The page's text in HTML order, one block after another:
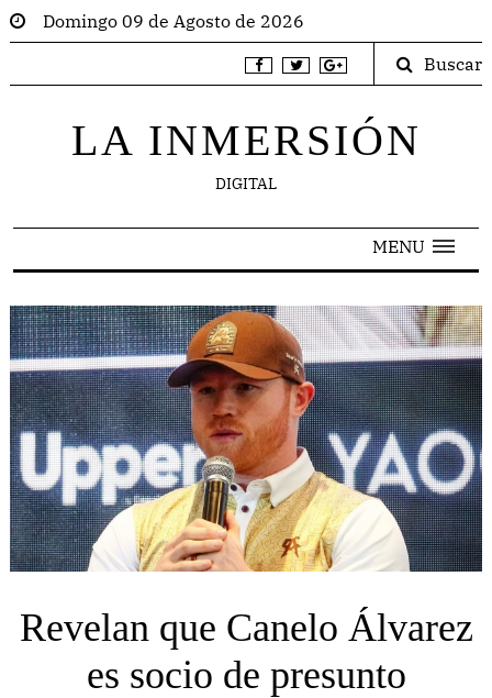
Domingo 09 de Agosto de 2026
Buscar
LA INMERSIÓN
DIGITAL
MENU
Revelan que Canelo Álvarez
es socio de presunto